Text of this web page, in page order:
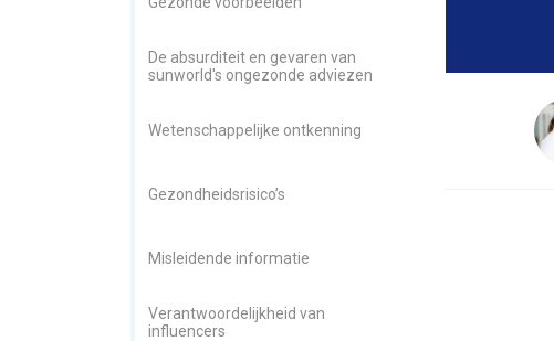
De absurditeit en gevaren van
sunworld's ongezonde adviezen
Wetenschappelijke ontkenning
Gezondheidsrisico’s
Misleidende informatie
Verantwoordelijkheid van
influencers